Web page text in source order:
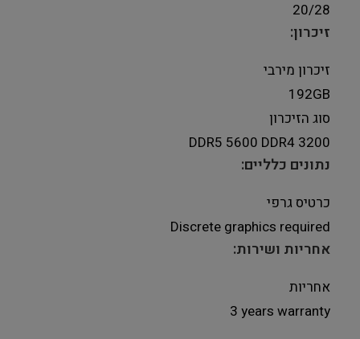
20/28
זיכרון:
זיכרון מירבי
192GB
סוג הזיכרון
DDR5 5600 DDR4 3200
נתונים כלליים:
כרטיס גרפי
Discrete graphics required
אחריות ושירות:
אחריות
3 years warranty